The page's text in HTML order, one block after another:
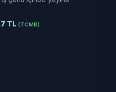
TL (TCMB)